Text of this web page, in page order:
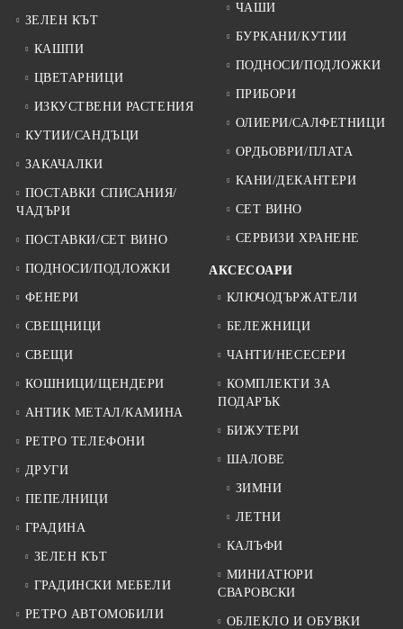
ЗЕЛЕН КЪТ
КАШПИ
ЦВЕТАРНИЦИ
ИЗКУСТВЕНИ РАСТЕНИЯ
КУТИИ/САНДЪЦИ
ЗАКАЧАЛКИ
ПОСТАВКИ СПИСАНИЯ/
ЧАДЪРИ
ПОСТАВКИ/СЕТ ВИНО
ПОДНОСИ/ПОДЛОЖКИ
ФЕНЕРИ
СВЕЩНИЦИ
СВЕЩИ
КОШНИЦИ/ЩЕНДЕРИ
АНТИК МЕТАЛ/КАМИНА
РЕТРО ТЕЛЕФОНИ
ДРУГИ
ПЕПЕЛНИЦИ
ГРАДИНА
ЗЕЛЕН КЪТ
ГРАДИНСКИ МЕБЕЛИ
РЕТРО АВТОМОБИЛИ
ЧАШИ
БУРКАНИ/КУТИИ
ПОДНОСИ/ПОДЛОЖКИ
ПРИБОРИ
ОЛИЕРИ/САЛФЕТНИЦИ
ОРДЬОВРИ/ПЛАТА
КАНИ/ДЕКАНТЕРИ
СЕТ ВИНО
СЕРВИЗИ ХРАНЕНЕ
АКСЕСОАРИ
КЛЮЧОДЪРЖАТЕЛИ
БЕЛЕЖНИЦИ
ЧАНТИ/НЕСЕСЕРИ
КОМПЛЕКТИ ЗА
ПОДАРЪК
БИЖУТЕРИ
ШАЛОВЕ
ЗИМНИ
ЛЕТНИ
КАЛЪФИ
МИНИАТЮРИ
СВАРОВСКИ
ОБЛЕКЛО И ОБУВКИ